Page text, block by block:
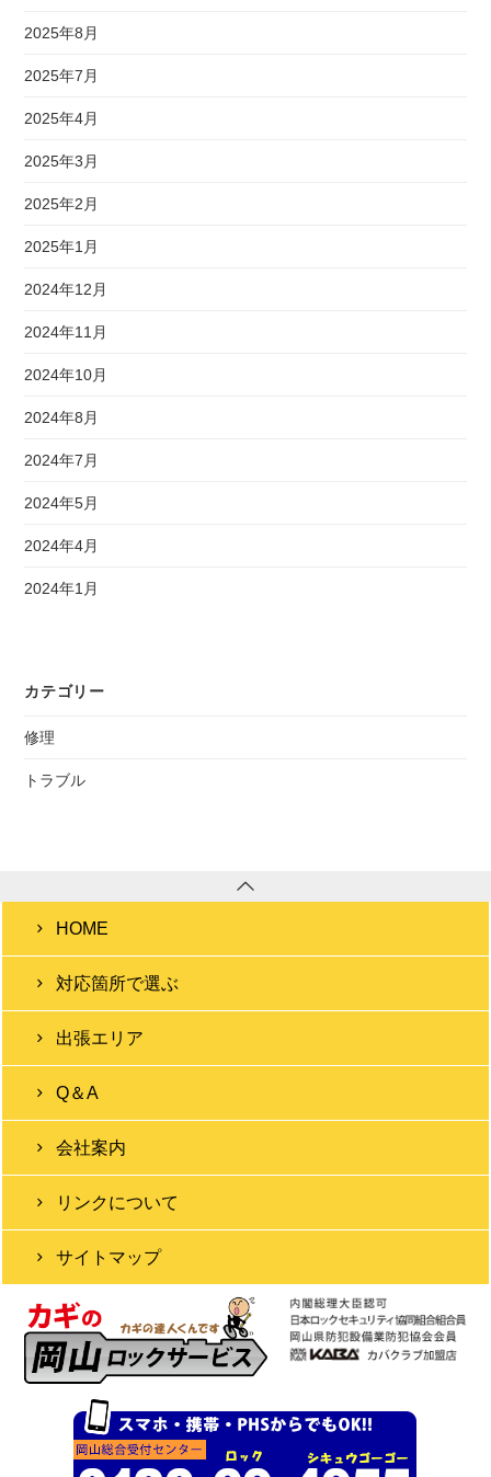
2025年8月
2025年7月
2025年4月
2025年3月
2025年2月
2025年1月
2024年12月
2024年11月
2024年10月
2024年8月
2024年7月
2024年5月
2024年4月
2024年1月
カテゴリー
修理
トラブル
HOME
対応箇所で選ぶ
出張エリア
Q＆A
会社案内
リンクについて
サイトマップ